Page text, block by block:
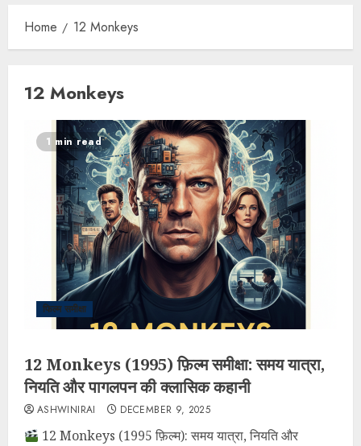
Home 12 Monkeys
12 Monkeys
1 min read
फिल्म समीक्षा
12 Monkeys (1995) फ़िल्म समीक्षा: समय यात्रा,
नियति और पागलपन की क्लासिक कहानी
ASHWINIRAI DECEMBER 9, 2025
12 Monkeys (1995 फ़िल्म): समय यात्रा, नियति और